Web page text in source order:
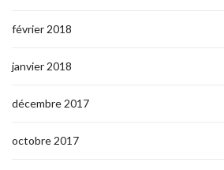
février 2018
janvier 2018
décembre 2017
octobre 2017